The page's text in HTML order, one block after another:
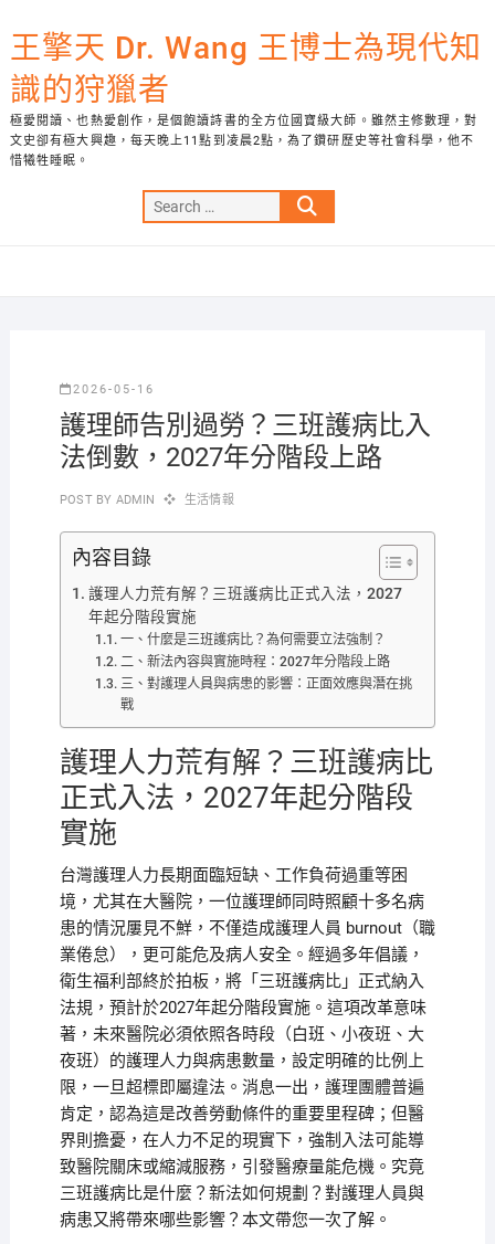
to
content
王擎天 Dr. Wang 王博士為現代知
識的狩獵者
極愛閱讀、也熱愛創作，是個飽讀詩書的全方位國寶級大師。雖然主修數理，對
文史卻有極大興趣，每天晚上11點到凌晨2點，為了鑽研歷史等社會科學，他不
惜犧牲睡眠。
Search
…
2026-05-16
護理師告別過勞？三班護病比入
法倒數，2027年分階段上路
POST BY ADMIN 生活情報
內容目錄
護理人力荒有解？三班護病比正式入法，2027
年起分階段實施
一、什麼是三班護病比？為何需要立法強制？
二、新法內容與實施時程：2027年分階段上路
三、對護理人員與病患的影響：正面效應與潛在挑
戰
護理人力荒有解？三班護病比
正式入法，2027年起分階段
實施
台灣護理人力長期面臨短缺、工作負荷過重等困
境，尤其在大醫院，一位護理師同時照顧十多名病
患的情況屢見不鮮，不僅造成護理人員 burnout（職
業倦怠），更可能危及病人安全。經過多年倡議，
衛生福利部終於拍板，將「三班護病比」正式納入
法規，預計於2027年起分階段實施。這項改革意味
著，未來醫院必須依照各時段（白班、小夜班、大
夜班）的護理人力與病患數量，設定明確的比例上
限，一旦超標即屬違法。消息一出，護理團體普遍
肯定，認為這是改善勞動條件的重要里程碑；但醫
界則擔憂，在人力不足的現實下，強制入法可能導
致醫院關床或縮減服務，引發醫療量能危機。究竟
三班護病比是什麼？新法如何規劃？對護理人員與
病患又將帶來哪些影響？本文帶您一次了解。